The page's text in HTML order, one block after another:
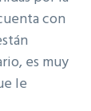
con
es muy
le